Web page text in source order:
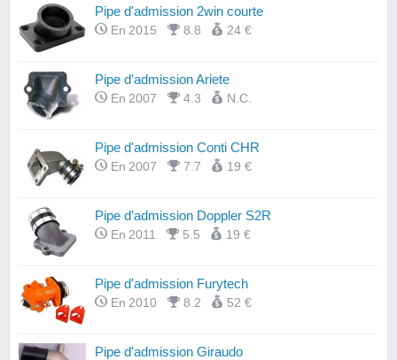
Pipe d'admission 2win courte
En 2015 8.8 24 €
Pipe d'admission Ariete
En 2007 4.3 N.C.
Pipe d'admission Conti CHR
En 2007 7.7 19 €
Pipe d'admission Doppler S2R
En 2011 5.5 19 €
Pipe d'admission Furytech
En 2010 8.2 52 €
Pipe d'admission Giraudo